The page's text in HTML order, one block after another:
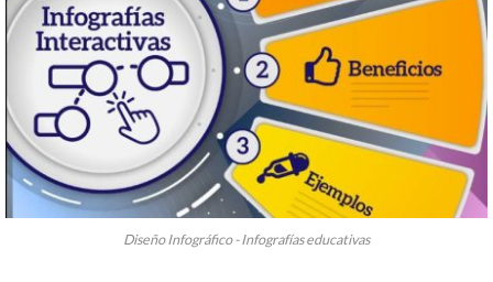
Diseño Infográfico - Infografías educativas